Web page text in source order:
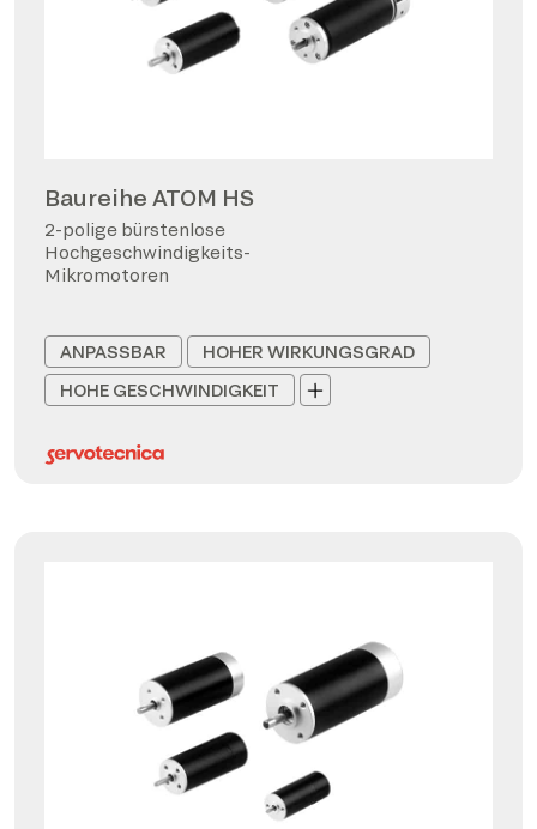
Baureihe ATOM HS
2-polige bürstenlose
Hochgeschwindigkeits-
Mikromotoren
ANPASSBAR
HOHER WIRKUNGSGRAD
HOHE GESCHWINDIGKEIT